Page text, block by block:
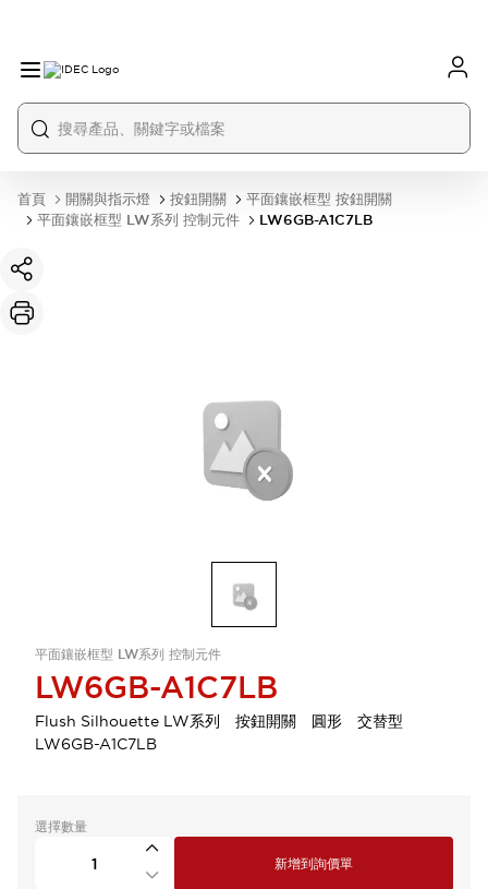
首頁 開關與指示燈 按鈕開關
平面鑲嵌框型 按鈕開關
平面鑲嵌框型 LW系列 控制元件
LW6GB-A1C7LB
平面鑲嵌框型 LW系列 控制元件
LW6GB-A1C7LB
Flush Silhouette LW系列 按鈕開關 圓形 交替型
LW6GB-A1C7LB
選擇數量
新增到詢價單